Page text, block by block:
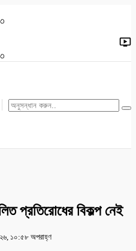
খেলাধুলা জাতীয় যশোর
প্রতিরোধের বিকল্প নেই
১০:৫৮ অপরাহ্ণ